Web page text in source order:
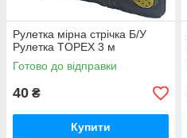
Рулетка мірна стрічка Б/У
Рулетка TOPEX 3 м
Готово до відправки
40 ₴
Купити